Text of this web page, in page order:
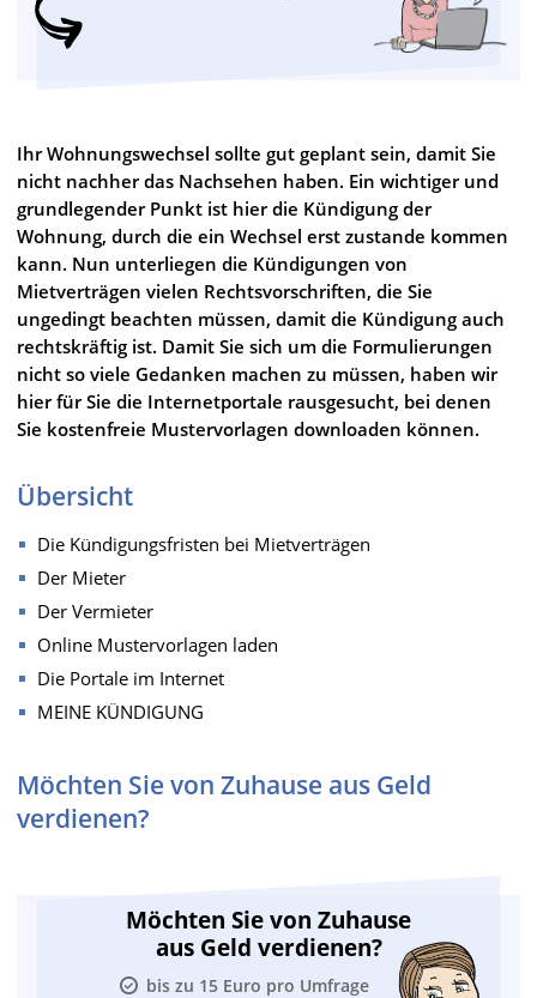
Ihr Wohnungswechsel sollte gut geplant sein, damit Sie
nicht nachher das Nachsehen haben. Ein wichtiger und
grundlegender Punkt ist hier die Kündigung der
Wohnung, durch die ein Wechsel erst zustande kommen
kann. Nun unterliegen die Kündigungen von
Mietverträgen vielen Rechtsvorschriften, die Sie
ungedingt beachten müssen, damit die Kündigung auch
rechtskräftig ist. Damit Sie sich um die Formulierungen
nicht so viele Gedanken machen zu müssen, haben wir
hier für Sie die Internetportale rausgesucht, bei denen
Sie kostenfreie Mustervorlagen downloaden können.
Übersicht
Die Kündigungsfristen bei Mietverträgen
Der Mieter
Der Vermieter
Online Mustervorlagen laden
Die Portale im Internet
MEINE KÜNDIGUNG
Möchten Sie von Zuhause aus Geld
verdienen?
Möchten Sie von Zuhause
aus Geld verdienen?
bis zu 15 Euro pro Umfrage